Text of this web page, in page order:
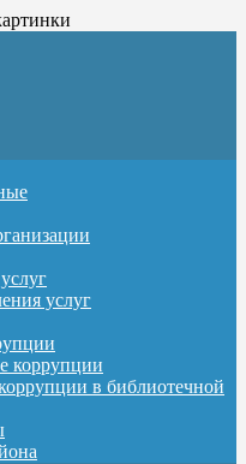
услуг
коррупции
в библиотечной